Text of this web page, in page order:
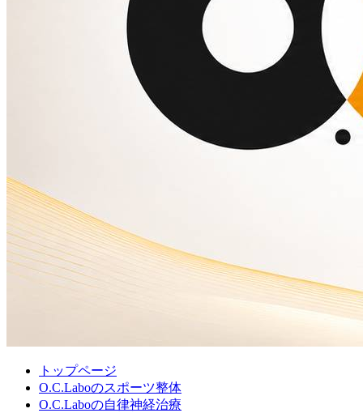
トップページ
O.C.Laboのスポーツ整体
O.C.Laboの自律神経治療